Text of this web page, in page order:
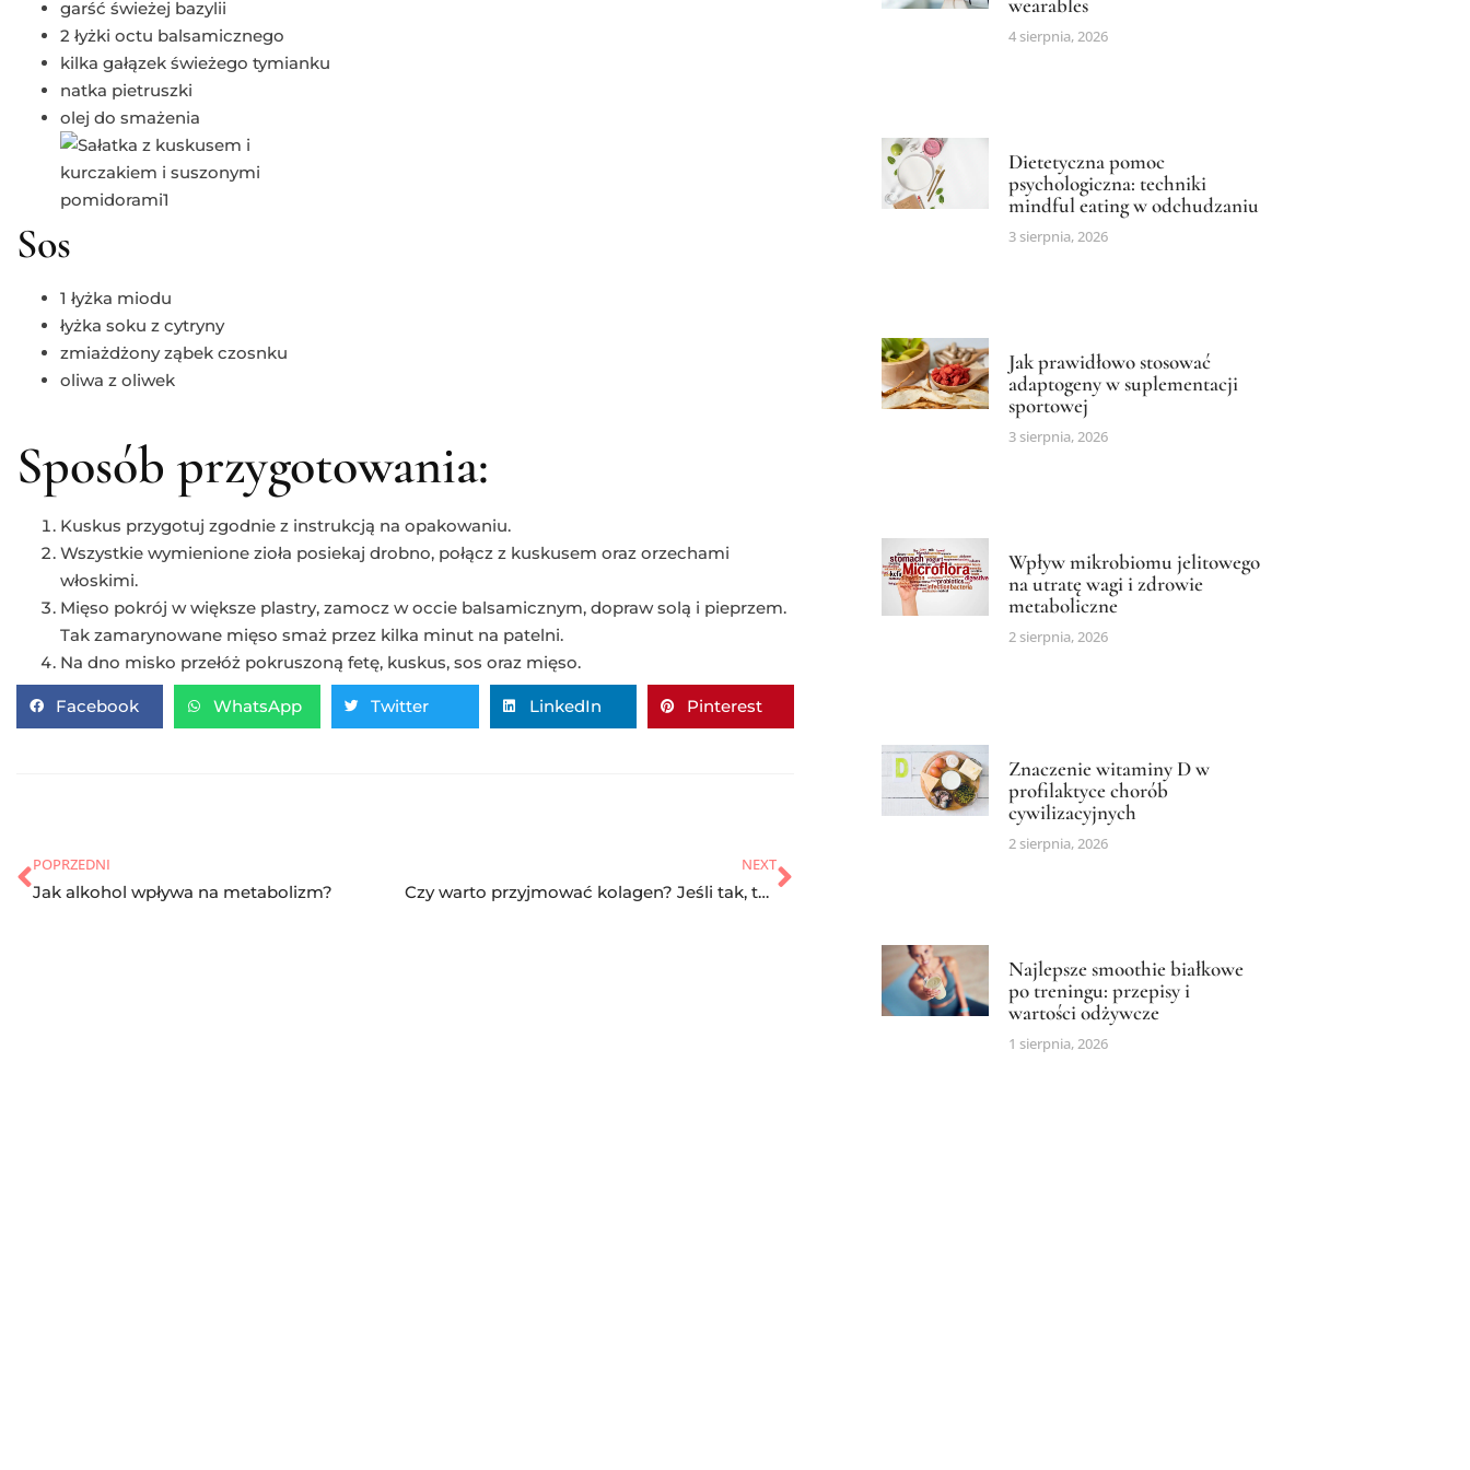
garść świeżej bazylii
2 łyżki octu balsamicznego
kilka gałązek świeżego tymianku
natka pietruszki
olej do smażenia
Sos
1 łyżka miodu
łyżka soku z cytryny
zmiażdżony ząbek czosnku
oliwa z oliwek
Sposób przygotowania:
Kuskus przygotuj zgodnie z instrukcją na opakowaniu.
Wszystkie wymienione zioła posiekaj drobno, połącz z kuskusem oraz orzechami
włoskimi.
Mięso pokrój w większe plastry, zamocz w occie balsamicznym, dopraw solą i pieprzem.
Tak zamarynowane mięso smaż przez kilka minut na patelni.
Na dno misko przełóż pokruszoną fetę, kuskus, sos oraz mięso.
Facebook WhatsApp Twitter LinkedIn Pinterest
POPRZEDNI
Jak alkohol wpływa na metabolizm?
NEXT
Czy warto przyjmować kolagen? Jeśli tak, to jaki?
4 sierpnia, 2026
Dietetyczna pomoc
psychologiczna: techniki
mindful eating w odchudzaniu
3 sierpnia, 2026
Jak prawidłowo stosować
adaptogeny w suplementacji
sportowej
3 sierpnia, 2026
Wpływ mikrobiomu jelitowego
na utratę wagi i zdrowie
metaboliczne
2 sierpnia, 2026
Znaczenie witaminy D w
profilaktyce chorób
cywilizacyjnych
2 sierpnia, 2026
Najlepsze smoothie białkowe
po treningu: przepisy i
wartości odżywcze
1 sierpnia, 2026